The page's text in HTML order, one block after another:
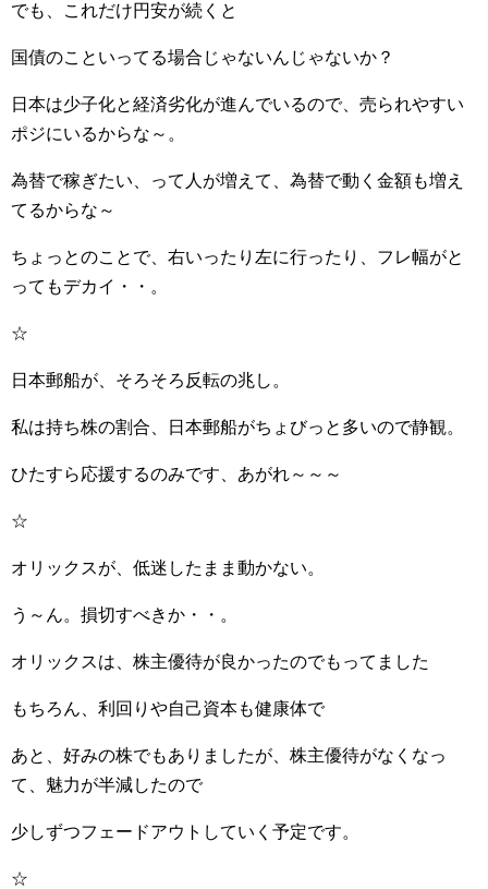
でも、これだけ円安が続くと
国債のこといってる場合じゃないんじゃないか？
日本は少子化と経済劣化が進んでいるので、売られやすい
ポジにいるからな～。
為替で稼ぎたい、って人が増えて、為替で動く金額も増え
てるからな～
ちょっとのことで、右いったり左に行ったり、フレ幅がと
ってもデカイ・・。
☆
日本郵船が、そろそろ反転の兆し。
私は持ち株の割合、日本郵船がちょびっと多いので静観。
ひたすら応援するのみです、あがれ～～～
☆
オリックスが、低迷したまま動かない。
う～ん。損切すべきか・・。
オリックスは、株主優待が良かったのでもってました
もちろん、利回りや自己資本も健康体で
あと、好みの株でもありましたが、株主優待がなくなっ
て、魅力が半減したので
少しずつフェードアウトしていく予定です。
☆